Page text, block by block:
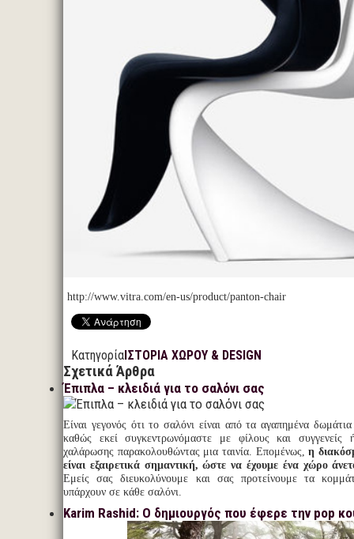
http://www.vitra.com/en-us/product/panton-chair
ΚατηγορίαΙΣΤΟΡΙΑ ΧΩΡΟΥ & DESIGN
Σχετικά Άρθρα
Έπιπλα – κλειδιά για το σαλόνι σας
Είναι γεγονός ότι το σαλόνι είναι από τα αγαπημένα
καθώς εκεί συγκεντρωνόμαστε με φίλους και συγγενείς
χαλάρωσης παρακολουθώντας μια ταινία. Επομένως,η
είναι εξαιρετικά σημαντική, ώστε να έχουμε ένα χώρο
Εμείς σας διευκολύνουμε και σας προτείνουμε τα
υπάρχουν σε κάθε σαλόνι.
Karim Rashid: Ο δημιουργός που έφερε την pop